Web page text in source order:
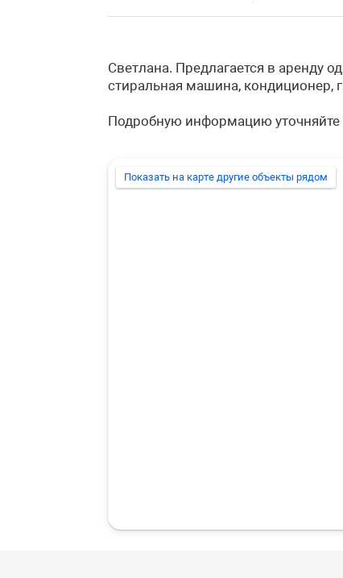
Светлана. Предлагается в аренду
стиральная машина, кондиционер,
Подробную информацию уточняйте
Показать на карте другие объекты рядом